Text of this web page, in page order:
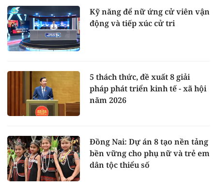
Kỹ năng để nữ ứng cử viên vận
động và tiếp xúc cử tri
5 thách thức, đề xuất 8 giải
pháp phát triển kinh tế - xã hội
năm 2026
Đồng Nai: Dự án 8 tạo nền tảng
bền vững cho phụ nữ và trẻ em
dân tộc thiểu số